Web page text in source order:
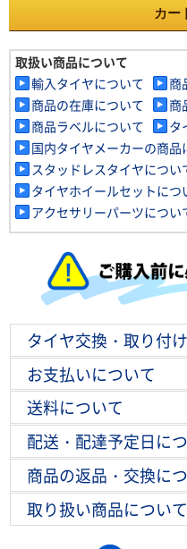
カー
取扱い商品について
輸入タイヤについて
商
商品の在庫について
商
商品ラベルについて
タ
国内タイヤメーカーの商品
スタッドレスタイヤについ
タイヤホイールセットにつ
アクセサリーパーツについ
タイヤ交換・取り付
お支払いについて
送料について
配送・配達予定日に
商品の返品・交換に
取り扱い商品について